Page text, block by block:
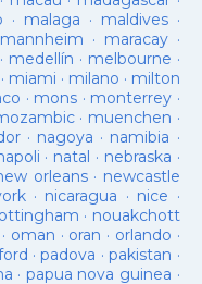
· malaga · maldives·
mannheim · maracay·
· medellín · melbourne ·
· miami · milano · milton
· mons · monterrey ·
· muenchen ·
· nagoya · namibia ·
· natal · nebraska ·
orleans· newcastle
· nicaragua · nice ·
· nouakchott
· oman · oran · orlando ·
·padova ·pakistan ·
· papua nova guinea ·